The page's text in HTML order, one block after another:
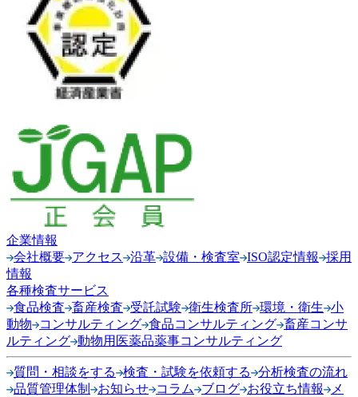
企業情報
会社概要 アクセス 沿革 設備・検査室 ISO認定情報
採用
情報
各種検査サービス
食品検査 畜産検査 受託試験 衛生検査所 環境・衛生 小
動物
コンサルティング 食品コンサルティング 畜産コンサ
ルティング 動物用医薬品薬事コンサルティング
質問・相談をする 検査・試験を依頼する
分析検査の流れ
品質管理体制
お知らせ コラム ブログ お役立ち情報
メ